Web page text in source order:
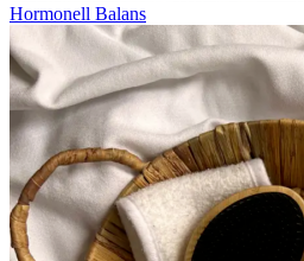
Hormonell Balans